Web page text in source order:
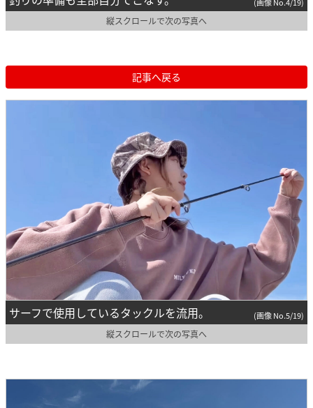
縦スクロールで次の写真へ
記事へ戻る
サーフで使用しているタックルを流用。 (画像 No.5/19)
縦スクロールで次の写真へ